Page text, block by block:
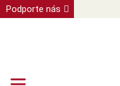
Podporte nás